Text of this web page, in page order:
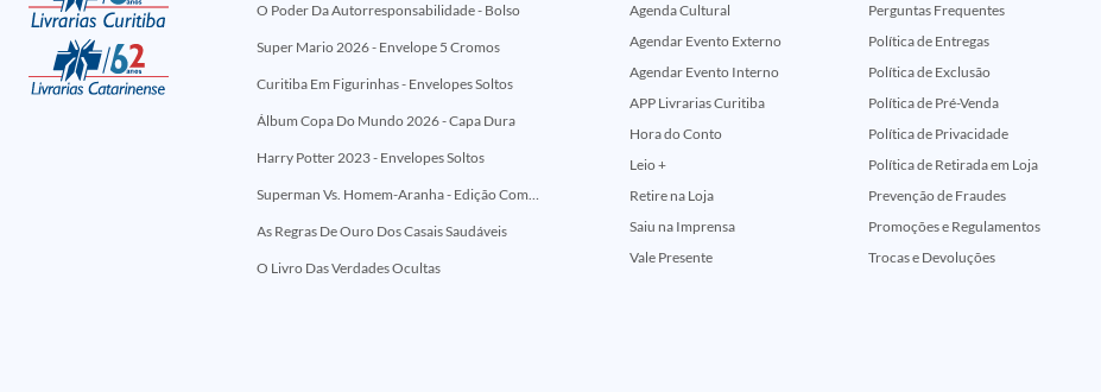
O Poder Da Autorresponsabilidade - Bolso
Super Mario 2026 - Envelope 5 Cromos
Curitiba Em Figurinhas - Envelopes Soltos
Álbum Copa Do Mundo 2026 - Capa Dura
Harry Potter 2023 - Envelopes Soltos
Superman Vs. Homem-Aranha - Edição Comemorativa 50 Anos (Encontros Clássicos Dc E Marvel)
As Regras De Ouro Dos Casais Saudáveis
O Livro Das Verdades Ocultas
Agenda Cultural
Agendar Evento Externo
Agendar Evento Interno
APP Livrarias Curitiba
Hora do Conto
Leio +
Retire na Loja
Saiu na Imprensa
Vale Presente
Perguntas Frequentes
Política de Entregas
Política de Exclusão
Política de Pré-Venda
Política de Privacidade
Política de Retirada em Loja
Prevenção de Fraudes
Promoções e Regulamentos
Trocas e Devoluções